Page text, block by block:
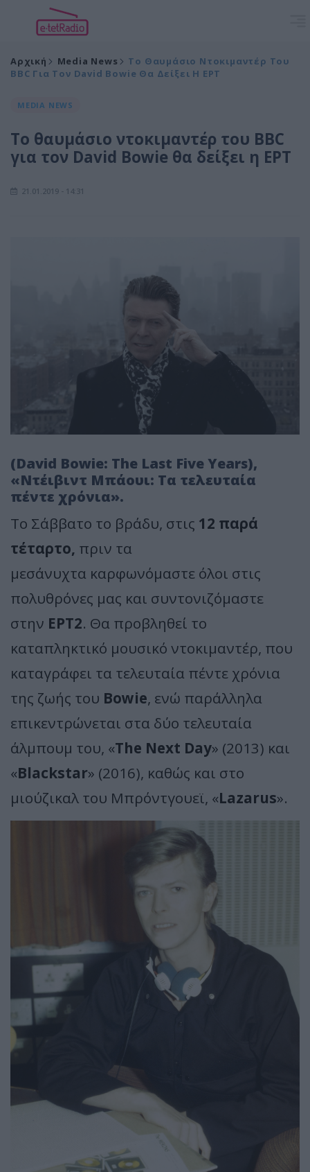
Αρχική Media News
To Θαυμάσιο Ντοκιμαντέρ Του
BBC Για Τον David Bowie Θα Δείξει Η ΕΡΤ
MEDIA NEWS
To θαυμάσιο ντοκιμαντέρ του BBC
για τον David Bowie θα δείξει η ΕΡΤ
21.01.2019 - 14:31
(David Bowie: The Last Five Years),
«Ντέιβιντ Μπάουι: Τα τελευταία
πέντε χρόνια».
Το Σάββατο το βράδυ, στις 12 παρά
τέταρτο, πριν τα
μεσάνυχτα καρφωνόμαστε όλοι στις
πολυθρόνες μας και συντονιζόμαστε
στην ΕΡΤ2. Θα προβληθεί το
καταπληκτικό μουσικό ντοκιμαντέρ, που
καταγράφει τα τελευταία πέντε χρόνια
της ζωής του Bowie, ενώ παράλληλα
επικεντρώνεται στα δύο τελευταία
άλμπουμ του, «The Next Day» (2013) και
«Blackstar» (2016), καθώς και στο
μιούζικαλ του Μπρόντγουεϊ, «Lazarus».